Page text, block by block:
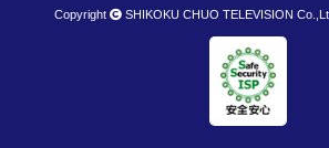
Copyright SHIKOKU CHUO TELEVISION